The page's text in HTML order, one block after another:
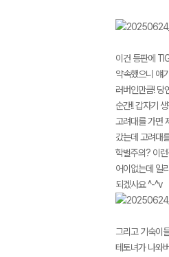
이건 등판에
약속했으니 얘
러버인만큼! 당
순간!! 갑자기
고려대를 가면
갔는데 고려대
학벌주의? 이
어이없는데 일
되겠사요 ^-^v
그리고 기숙이
테토녀가 나와